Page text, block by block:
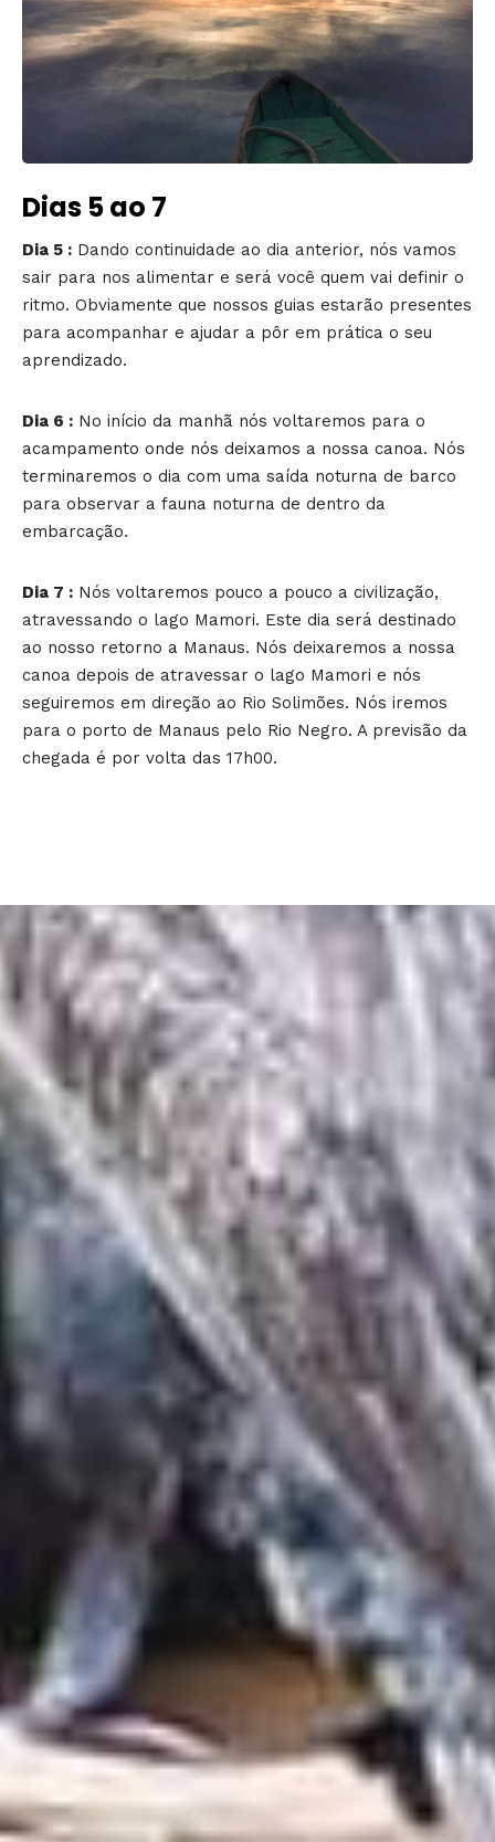
Dias 5 ao 7
Dia 5 : Dando continuidade ao dia anterior, nós vamos
sair para nos alimentar e será você quem vai definir o
ritmo. Obviamente que nossos guias estarão presentes
para acompanhar e ajudar a pôr em prática o seu
aprendizado.
Dia 6 : No início da manhã nós voltaremos para o
acampamento onde nós deixamos a nossa canoa. Nós
terminaremos o dia com uma saída noturna de barco
para observar a fauna noturna de dentro da
embarcação.
Dia 7 : Nós voltaremos pouco a pouco a civilização,
atravessando o lago Mamori. Este dia será destinado
ao nosso retorno a Manaus. Nós deixaremos a nossa
canoa depois de atravessar o lago Mamori e nós
seguiremos em direção ao Rio Solimões. Nós iremos
para o porto de Manaus pelo Rio Negro. A previsão da
chegada é por volta das 17h00.